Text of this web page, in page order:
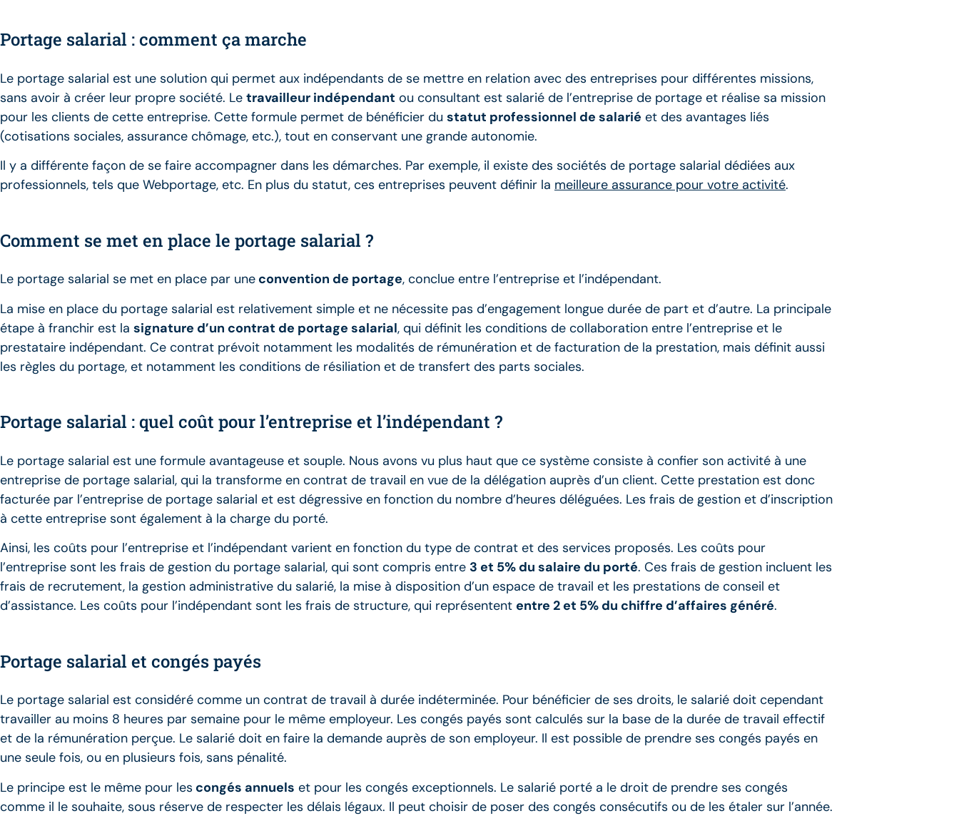
Portage salarial : comment ça marche
Le portage salarial est une solution qui permet aux indépendants de se mettre en relation avec des entreprises pour différentes missions,
sans avoir à créer leur propre société. Le travailleur indépendant ou consultant est salarié de l’entreprise de portage et réalise sa mission
pour les clients de cette entreprise. Cette formule permet de bénéficier du statut professionnel de salarié et des avantages liés
(cotisations sociales, assurance chômage, etc.), tout en conservant une grande autonomie.
Il y a différente façon de se faire accompagner dans les démarches. Par exemple, il existe des sociétés de portage salarial dédiées aux
professionnels, tels que Webportage, etc. En plus du statut, ces entreprises peuvent définir la meilleure assurance pour votre activité.
Comment se met en place le portage salarial ?
Le portage salarial se met en place par une convention de portage, conclue entre l’entreprise et l’indépendant.
La mise en place du portage salarial est relativement simple et ne nécessite pas d’engagement longue durée de part et d’autre. La principale
étape à franchir est la signature d’un contrat de portage salarial, qui définit les conditions de collaboration entre l’entreprise et le
prestataire indépendant. Ce contrat prévoit notamment les modalités de rémunération et de facturation de la prestation, mais définit aussi
les règles du portage, et notamment les conditions de résiliation et de transfert des parts sociales.
Portage salarial : quel coût pour l’entreprise et l’indépendant ?
Le portage salarial est une formule avantageuse et souple. Nous avons vu plus haut que ce système consiste à confier son activité à une
entreprise de portage salarial, qui la transforme en contrat de travail en vue de la délégation auprès d’un client. Cette prestation est donc
facturée par l’entreprise de portage salarial et est dégressive en fonction du nombre d’heures déléguées. Les frais de gestion et d’inscription
à cette entreprise sont également à la charge du porté.
Ainsi, les coûts pour l’entreprise et l’indépendant varient en fonction du type de contrat et des services proposés. Les coûts pour
l’entreprise sont les frais de gestion du portage salarial, qui sont compris entre 3 et 5% du salaire du porté. Ces frais de gestion incluent les
frais de recrutement, la gestion administrative du salarié, la mise à disposition d’un espace de travail et les prestations de conseil et
d’assistance. Les coûts pour l’indépendant sont les frais de structure, qui représentent entre 2 et 5% du chiffre d’affaires généré.
Portage salarial et congés payés
Le portage salarial est considéré comme un contrat de travail à durée indéterminée. Pour bénéficier de ses droits, le salarié doit cependant
travailler au moins 8 heures par semaine pour le même employeur. Les congés payés sont calculés sur la base de la durée de travail effectif
et de la rémunération perçue. Le salarié doit en faire la demande auprès de son employeur. Il est possible de prendre ses congés payés en
une seule fois, ou en plusieurs fois, sans pénalité.
Le principe est le même pour les congés annuels et pour les congés exceptionnels. Le salarié porté a le droit de prendre ses congés
comme il le souhaite, sous réserve de respecter les délais légaux. Il peut choisir de poser des congés consécutifs ou de les étaler sur l’année.